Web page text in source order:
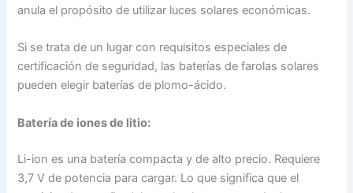
anula el propósito de utilizar luces solares económicas.
Si se trata de un lugar con requisitos especiales de
certificación de seguridad, las baterías de farolas solares
pueden elegir baterías de plomo-ácido.
Batería de iones de litio:
Li-ion es una batería compacta y de alto precio. Requiere
3,7 V de potencia para cargar. Lo que significa que el